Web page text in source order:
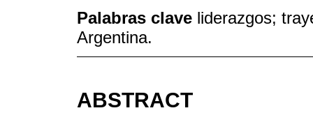
Palabras clave liderazgos;
Argentina.
ABSTRACT